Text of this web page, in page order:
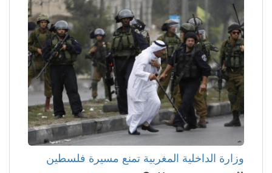
وزارة الداخلية المغربية تمنع مسيرة فلسطين